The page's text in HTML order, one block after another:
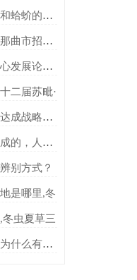
蚧的方法
市招商局
展论坛在
二届苏毗·
战略合作
，人工养
别方式？
是哪里,冬
虫夏草三
么有那么